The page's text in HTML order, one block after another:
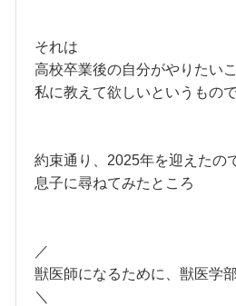
それは
高校卒業後の自分がやりたい
私に教えて欲しいというもので
約束通り、2025年を迎えたの
息子に尋ねてみたところ
／
獣医師になるために、獣医学
＼